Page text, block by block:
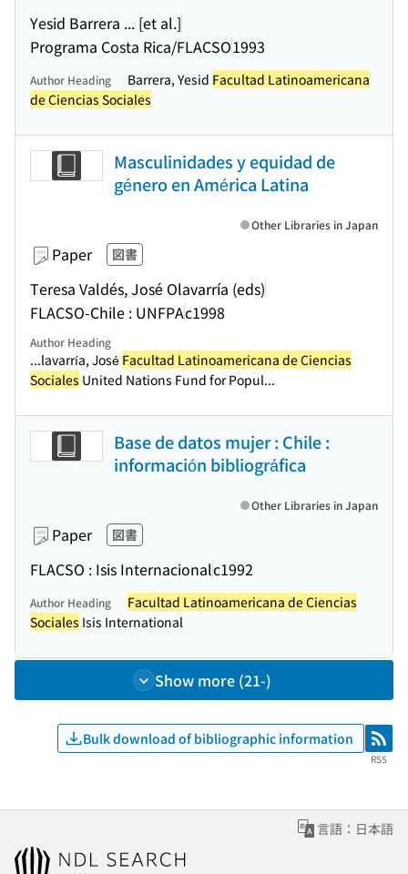
Yesid Barrera ... [et al.]
Programa Costa Rica/FLACSO1993
Author Heading Barrera, Yesid Facultad Latinoamericana
de Ciencias Sociales
Masculinidades y equidad de
género en América Latina
Paper 図書
Teresa Valdés, José Olavarría (eds)
FLACSO-Chile : UNFPAc1998
Other Libraries in Japan
Author Heading
...lavarría, José Facultad Latinoamericana de Ciencias
Sociales United Nations Fund for Popul...
Base de datos mujer : Chile :
información bibliográfica
Paper 図書
FLACSO : Isis Internacionalc1992
Other Libraries in Japan
Author Heading
Facultad Latinoamericana de Ciencias
Sociales Isis International
Show more (21-)
Bulk download of bibliographic information RSS
RSS
言語：日本語